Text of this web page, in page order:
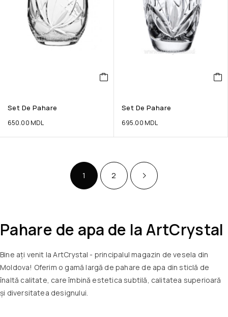
Set De Pahare
650.00 MDL
Set De Pahare
695.00 MDL
1 2
Pahare de apa de la ArtCrystal
Bine ați venit la ArtCrystal - principalul magazin de vesela din
Moldova! Oferim o gamă largă de pahare de apa din sticlă de
înaltă calitate, care îmbină estetica subtilă, calitatea superioară
și diversitatea designului.